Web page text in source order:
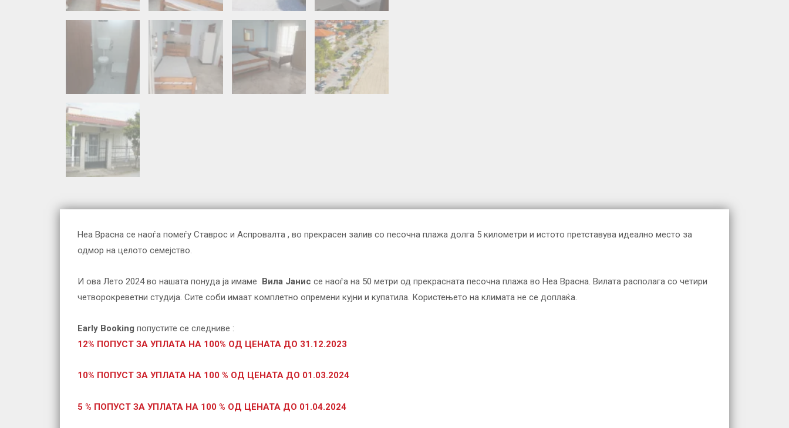
Неа Врасна се наоѓа помеѓу Ставрос и Аспровалта , во прекрасен залив со песочна плажа долга 5 километри и истото претставува идеално место за
одмор на целото семејство.
И ова Лето 2024 во нашата понуда ја имаме Вила Јанис се наоѓа на 50 метри од прекрасната песочна плажа во Неа Врасна. Вилата располага со четири
четворокреветни студија. Сите соби имаат комплетно опремени кујни и купатила. Користењето на климата не се доплаќа.
Early Booking попустите се следниве :
12% ПОПУСТ ЗА УПЛАТА НА 100% ОД ЦЕНАТА ДО 31.12.2023
10% ПОПУСТ ЗА УПЛАТА НА 100 % ОД ЦЕНАТА ДО 01.03.2024
5 % ПОПУСТ ЗА УПЛАТА НА 100 % ОД ЦЕНАТА ДО 01.04.2024